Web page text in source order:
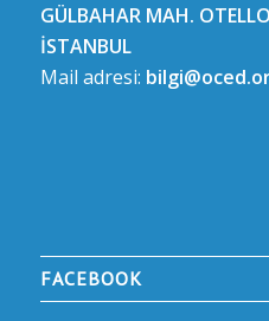
GÜLBAHAR MAH.
İSTANBUL
Mail adresi:
FACEBOOK